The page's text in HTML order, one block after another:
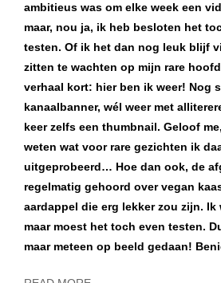
ambitieus was om elke week een
maar, nou ja, ik heb besloten het
testen. Of ik het dan nog leuk blijf
zitten te wachten op mijn rare
verhaal kort: hier ben ik weer! Nog
kanaalbanner, wél weer met
keer zelfs een thumbnail. Geloof
weten wat voor rare gezichten ik
uitgeprobeerd… Hoe dan ook, de
regelmatig gehoord over vegan
aardappel die erg lekker zou zijn.
maar moest het toch even testen.
maar meteen op beeld gedaan!